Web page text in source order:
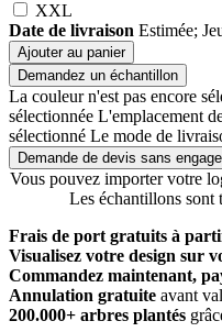
XXL
Date de livraison Estimée;
Ajouter au panier
Demandez un échantillon
La couleur n'est pas encore
sélectionnée L'emplacement
sélectionné Le mode de
Demande de devis sans
Vous pouvez importer votre
Les échantillons sont
Frais de port gratuits à
Visualisez votre design sur
Commandez maintenant,
Annulation gratuite avant
200.000+ arbres plantés